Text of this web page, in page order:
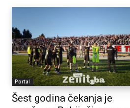
Portal
Šest godina čekanja je